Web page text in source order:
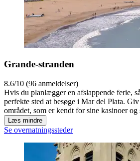
Grande-stranden
8.6/10 (96 anmeldelser)
Hvis du planlægger en afslappende ferie,
perfekte sted at besøge i Mar del Plata.
området, som er kendt for sine kasinoer og
Læs mindre
Se overnatningssteder